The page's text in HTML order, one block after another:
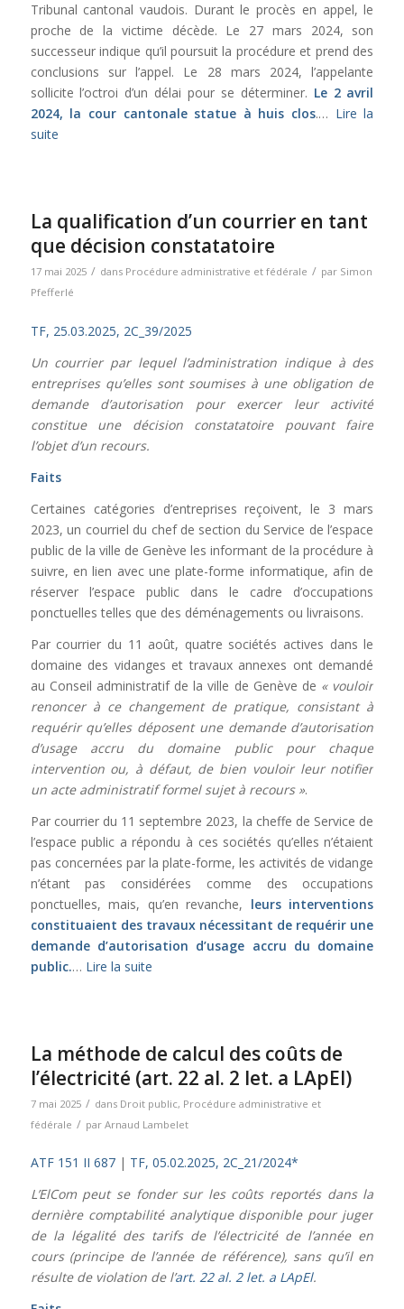
Tribunal cantonal vaudois. Durant le procès en appel, le
proche de la victime décède. Le 27 mars 2024, son
successeur indique qu’il poursuit la procédure et prend des
conclusions sur l’appel. Le 28 mars 2024, l’appelante
sollicite l’octroi d’un délai pour se déterminer. Le 2 avril
2024, la cour cantonale statue à huis clos.… Lire la
suite
La qualification d’un courrier en tant
que décision constatatoire
17 mai 2025 / dans Procédure administrative et fédérale / par Simon
Pfefferlé
TF, 25.03.2025, 2C_39/2025
Un courrier par lequel l’administration indique à des
entreprises qu’elles sont soumises à une obligation de
demande d’autorisation pour exercer leur activité
constitue une décision constatatoire pouvant faire
l’objet d’un recours.
Faits
Certaines catégories d’entreprises reçoivent, le 3 mars
2023, un courriel du chef de section du Service de l’espace
public de la ville de Genève les informant de la procédure à
suivre, en lien avec une plate-forme informatique, afin de
réserver l’espace public dans le cadre d’occupations
ponctuelles telles que des déménagements ou livraisons.
Par courrier du 11 août, quatre sociétés actives dans le
domaine des vidanges et travaux annexes ont demandé
au Conseil administratif de la ville de Genève de « vouloir
renoncer à ce changement de pratique, consistant à
requérir qu’elles déposent une demande d’autorisation
d’usage accru du domaine public pour chaque
intervention ou, à défaut, de bien vouloir leur notifier
un acte administratif formel sujet à recours ».
Par courrier du 11 septembre 2023, la cheffe de Service de
l’espace public a répondu à ces sociétés qu’elles n’étaient
pas concernées par la plate-forme, les activités de vidange
n’étant pas considérées comme des occupations
ponctuelles, mais, qu’en revanche, leurs interventions
constituaient des travaux nécessitant de requérir une
demande d’autorisation d’usage accru du domaine
public.… Lire la suite
La méthode de calcul des coûts de
l’électricité (art. 22 al. 2 let. a LApEl)
7 mai 2025 / dans Droit public, Procédure administrative et
fédérale / par Arnaud Lambelet
ATF 151 II 687| TF, 05.02.2025, 2C_21/2024*
L’ElCom peut se fonder sur les coûts reportés dans la
dernière comptabilité analytique disponible pour juger
de la légalité des tarifs de l’électricité de l’année en
cours (principe de l’année de référence), sans qu’il en
résulte de violation de l’art. 22 al. 2 let. a LApEl.